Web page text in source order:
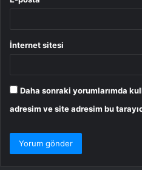
İnternet sitesi
Daha sonraki yorumlarımda
adresim ve site adresim bu